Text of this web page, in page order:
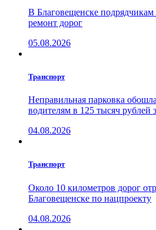
В Благовещенске подрядчикам
ремонт дорог
05.08.2026
Транспорт
Неправильная парковка
водителям в 125 тысяч рублей
04.08.2026
Транспорт
Около 10 километров дорог
Благовещенске по нацпроекту
04.08.2026